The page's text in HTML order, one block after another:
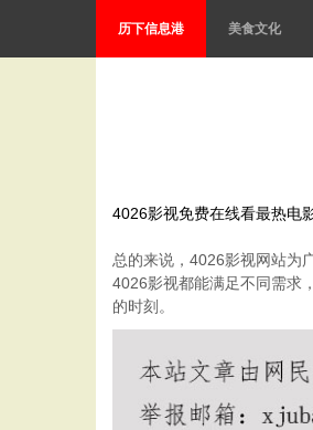
历下信息港 美食文化
4026影视免费在线看最热电
总的来说，4026影视网站为
4026影视都能满足不同需求
的时刻。